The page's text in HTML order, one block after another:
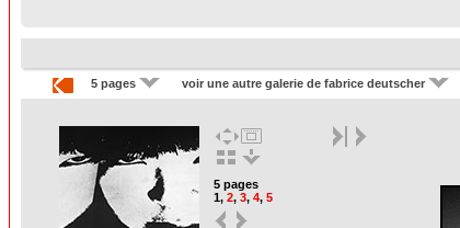
5 pages voir une autre galerie de fabrice deutscher
5 pages
1, 2, 3, 4, 5